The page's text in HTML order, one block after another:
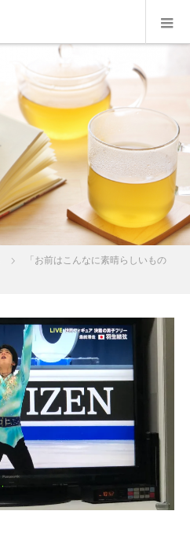
「お前はこんなに素晴らしいもの